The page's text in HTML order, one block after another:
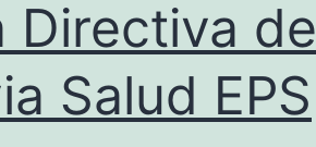
Directiva de
Salud EPS